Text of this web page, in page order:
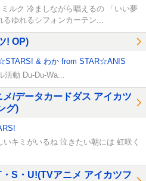
ルク 冷ましながら唱えるの 「いい夢
ゆれるシフォンカーテン...
! OP)
& わか from STAR☆ANIS
動 Du-Du-Wa...
/データカードダス アイカツ
グ)
キミがいるね 泣きたい朝には 虹咲く
S・U!(TVアニメ アイカツフ